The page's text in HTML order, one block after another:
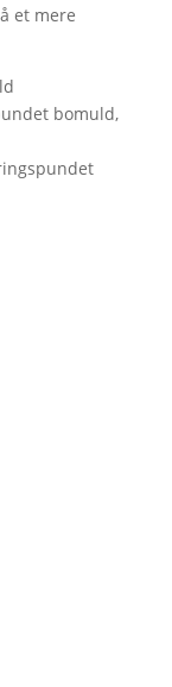
et mere
bomuld,